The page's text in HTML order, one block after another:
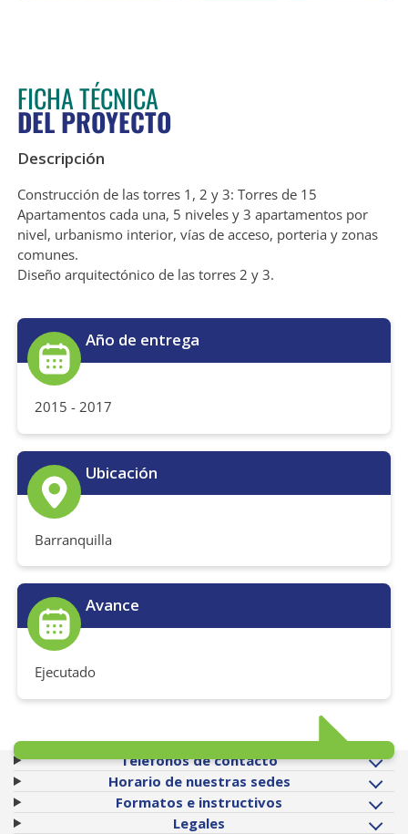
FICHA TÉCNICA
DEL PROYECTO
Descripción
Construcción de las torres 1, 2 y 3: Torres de 15
Apartamentos cada una, 5 niveles y 3 apartamentos por
nivel, urbanismo interior, vías de acceso, porteria y zonas
comunes.
Diseño arquitectónico de las torres 2 y 3.
Año de entrega
2015 - 2017
Ubicación
Barranquilla
Avance
Ejecutado
Teléfonos de contacto
Horario de nuestras sedes
Formatos e instructivos
Legales